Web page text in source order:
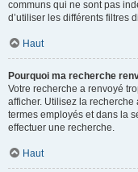
communs qui ne sont pas
d’utiliser les différents filtres
Haut
Pourquoi ma recherche
Votre recherche a renvoyé
afficher. Utilisez la recherche
termes employés et dans la
effectuer une recherche.
Haut